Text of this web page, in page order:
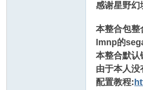
感谢星野幻
本整合包
lmnp的
本整合默
由于本人
配置教程: